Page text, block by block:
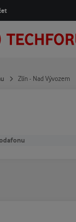
Zlín - Nad Vývozem